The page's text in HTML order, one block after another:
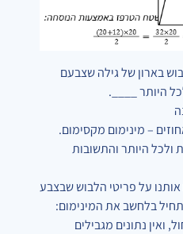
היותר ____.
– מינימום מקסימום.
ולכל היותר והתשובות
על פריטי הלבוש שבצבע
לבוש. נתחיל בלחשב את המינימום:
כחול, ואין נתונים מגבילים